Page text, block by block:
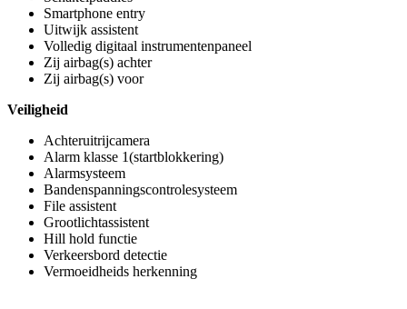
Smartphone entry
Uitwijk assistent
Volledig digitaal instrumentenpaneel
Zij airbag(s) achter
Zij airbag(s) voor
Veiligheid
Achteruitrijcamera
Alarm klasse 1(startblokkering)
Alarmsysteem
Bandenspanningscontrolesysteem
File assistent
Grootlichtassistent
Hill hold functie
Verkeersbord detectie
Vermoeidheids herkenning